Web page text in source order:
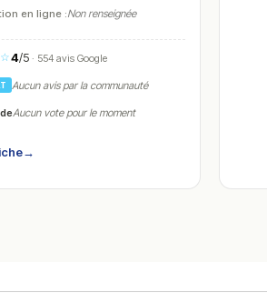
en ligne :Non renseignée
4/5· 554 avis Google
Aucun avis par la communauté
Aucun vote pour le moment
→